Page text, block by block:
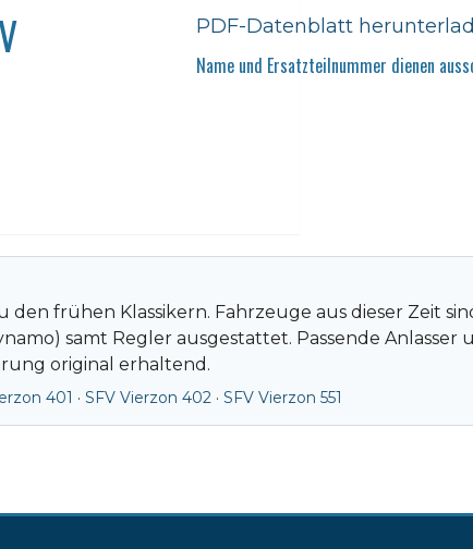
PDF-Datenblatt
Name und Ersatzteilnummer dienen
den frühen Klassikern. Fahrzeuge aus dieser Zeit
samt Regler ausgestattet. Passende
original erhaltend.
401 · SFV Vierzon 402 · SFV Vierzon 551